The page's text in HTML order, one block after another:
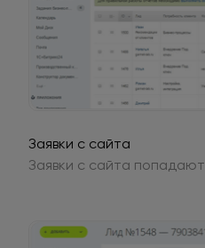
Заявки с сайта
Заявки с сайта